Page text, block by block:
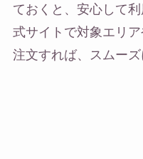
ておくと、安心して
式サイトで対象エリ
注文すれば、スムーズ